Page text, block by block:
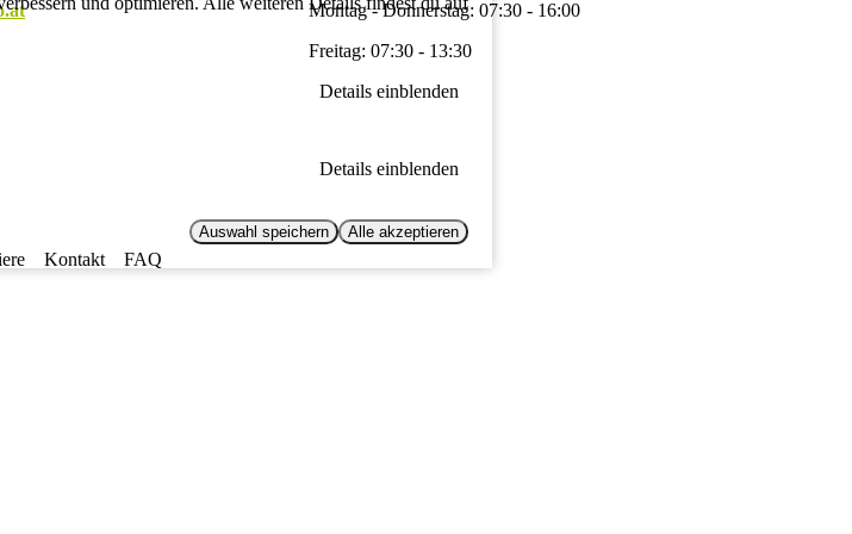
Details einblenden
Details einblenden
Auswahl speichern Alle akzeptieren
Montag - Donnerstag: 07:30 - 16:00
Freitag: 07:30 - 13:30
Kontakt
FAQ